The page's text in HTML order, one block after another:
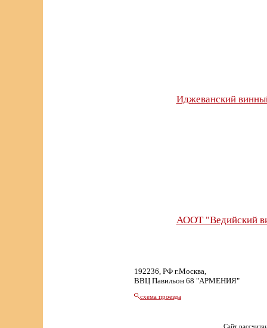
Иджеванский
АООТ "Ведийский
192236, РФ г.Москва,
ВВЦ Павильон 68 "АРМЕНИЯ"
схема проезда
Сайт